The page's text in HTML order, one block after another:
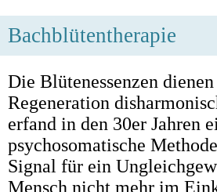
Bachblütentherapie
Die Blütenessenzen
Regeneration
erfand in den 30er Jahren
psychosomatische
Signal für ein
Mensch nicht mehr im